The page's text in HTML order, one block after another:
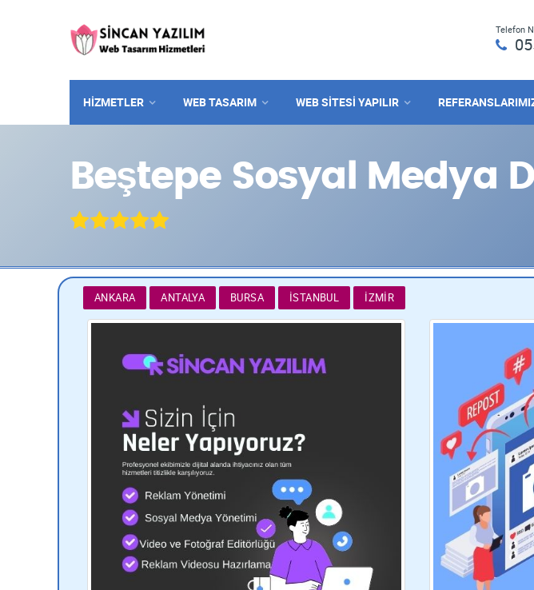
Telefon
HİZMETLER WEB TASARIM WEB SITESI YAPILIR
Beştepe Sosyal Medya
ANKARA ANTALYA BURSA İSTANBUL İZMIR